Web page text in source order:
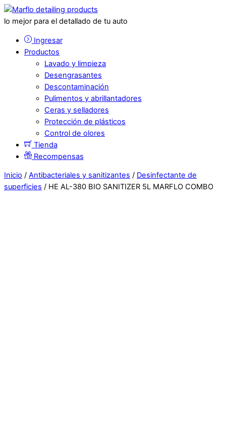
lo mejor para el detallado de tu auto
Ingresar
Productos
Lavado y limpieza
Desengrasantes
Descontaminación
Pulimentos y abrillantadores
Ceras y selladores
Protección de plásticos
Control de olores
Tienda
Recompensas
Inicio / Antibacteriales y sanitizantes / Desinfectante de
superficies / HE AL-380 BIO SANITIZER 5L MARFLO COMBO